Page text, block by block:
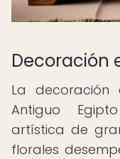
Decoración
La decoración
Antiguo
artística de
florales